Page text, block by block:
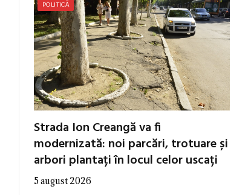
POLITICĂ
Strada Ion Creangă va fi
modernizată: noi parcări, trotuare și
arbori plantați în locul celor uscați
5 august 2026